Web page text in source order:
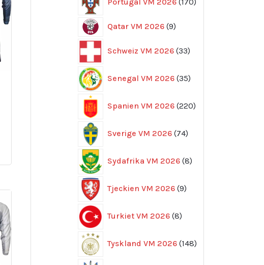
produkter
Qatar VM 2026 99
Schweiz VM 2026 33
produkter
Senegal VM 2026 35
produkter
Spanien VM 2026 220
produkter
Sverige VM 2026 74
produkter
Sydafrika VM 2026 8
produkter
Tjeckien VM 2026 9
produkter
Turkiet VM 2026 8
produkter
Tyskland VM 2026 148
produkter